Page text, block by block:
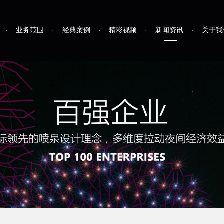
· 业务范围 · 经典案例 · 精彩视频 · 新闻资讯 · 关于